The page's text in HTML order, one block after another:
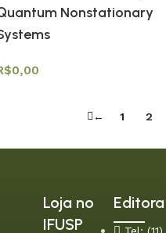
Nonstationary
0,00
← 1 2
Loja no
IFUSP
Editora